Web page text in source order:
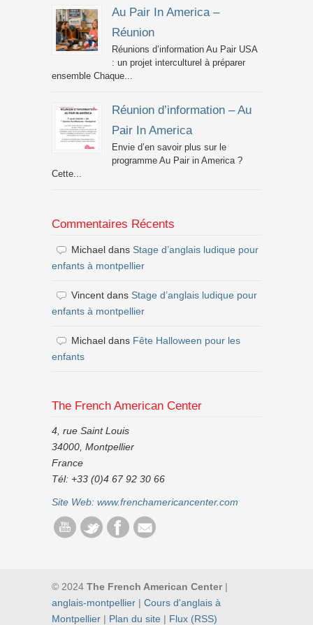
Au Pair In America –
Réunion
Réunions d’information Au Pair USA
: un projet interculturel à préparer
ensemble Chaque...
Réunion d’information – Au
Pair In America
Envie d’en savoir plus sur le
programme Au Pair in America ?
Cette...
Commentaires Récents
Michael dans Stage d’anglais ludique pour
enfants à montpellier
Vincent dans Stage d’anglais ludique pour
enfants à montpellier
Michael dans Fête Halloween pour les
enfants
The French American Center
4, rue Saint Louis
34000, Montpellier
France
Tél: +33 (0)4 67 92 30 66
Site Web: www.frenchamericancenter.com
© 2024 The French American Center|
anglais-montpellier | Cours d'anglais à
Montpellier | Plan du site | Flux (RSS)